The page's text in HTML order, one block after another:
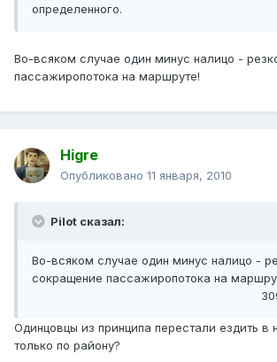
определенного.
Во-всяком случае один минус налицо -
пассажиропотока на маршруте!
Higre
Опубликовано 11 января, 2010
Pilot сказал:
Во-всяком случае один минус налицо -
сокращение пассажиропотока на
Одинцовцы из принципа перестали ездить в
только по району?